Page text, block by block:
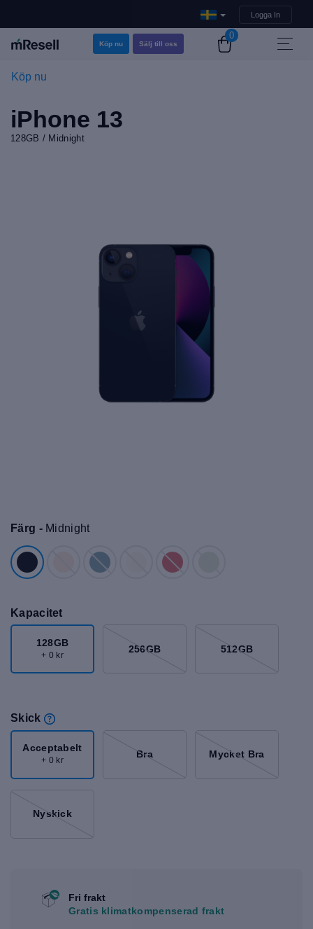
Logga In
Köp nu Sälj till oss
0
Köp nu
iPhone 13
128GB / Midnight
Färg - Midnight
Kapacitet
128GB
+ 0 kr
256GB 512GB
Skick
Acceptabelt
+ 0 kr
Bra Mycket Bra
Nyskick
Fri frakt
Gratis klimatkompenserad frakt